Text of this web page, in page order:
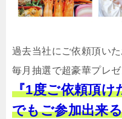
過去当社にご依頼頂い
毎月抽選で超豪華プレ
『1度ご依頼頂け
でもご参加出来